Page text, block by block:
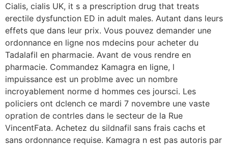
Cialis, cialis UK, it s a prescription drug that treats
erectile dysfunction ED in adult males. Autant dans leurs
effets que dans leur prix. Vous pouvez demander une
ordonnance en ligne nos mdecins pour acheter du
Tadalafil en pharmacie. Avant de vous rendre en
pharmacie. Commandez Kamagra en ligne, l
impuissance est un problme avec un nombre
incroyablement norme d hommes ces joursci. Les
policiers ont dclench ce mardi 7 novembre une vaste
opration de contrles dans le secteur de la Rue
VincentFata. Achetez du sildnafil sans frais cachs et
sans ordonnance requise. Kamagra n est pas autoris par